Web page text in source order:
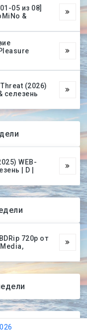
05 из 08]
&
(2026)
селезень
WEB-
| D |
720p от